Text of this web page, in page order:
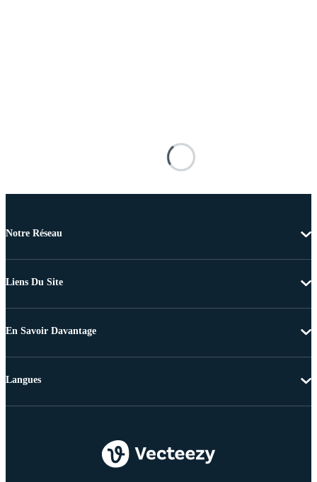
Notre Réseau
Liens Du Site
En Savoir Davantage
Langues